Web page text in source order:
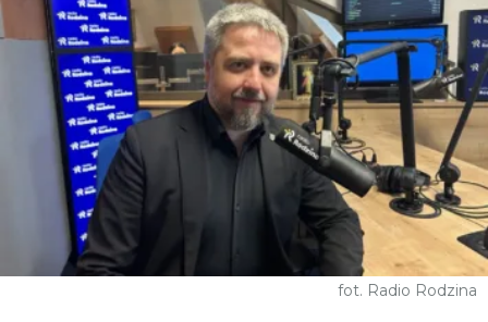
fot. Radio Rodzina